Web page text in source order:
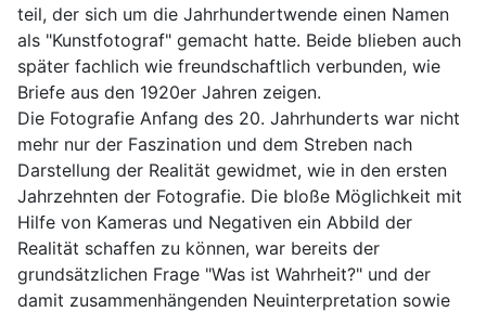
teil, der sich um die Jahrhundertwende einen Namen
als "Kunstfotograf" gemacht hatte. Beide blieben auch
später fachlich wie freundschaftlich verbunden, wie
Briefe aus den 1920er Jahren zeigen.
Die Fotografie Anfang des 20. Jahrhunderts war nicht
mehr nur der Faszination und dem Streben nach
Darstellung der Realität gewidmet, wie in den ersten
Jahrzehnten der Fotografie. Die bloße Möglichkeit mit
Hilfe von Kameras und Negativen ein Abbild der
Realität schaffen zu können, war bereits der
grundsätzlichen Frage "Was ist Wahrheit?" und der
damit zusammenhängenden Neuinterpretation sowie